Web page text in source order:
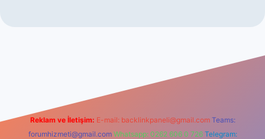
Reklam ve İletişim: E-mail: backlinkpaneli@gmail.com Teams:
forumhizmeti@gmail.com Whatsapp: 0262 606 0 726 Telegram: